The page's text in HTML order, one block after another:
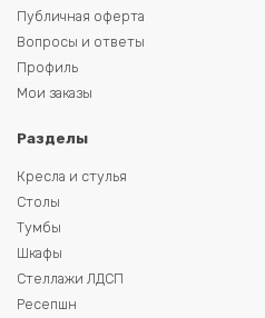
Публичная оферта
Вопросы и ответы
Профиль
Мои заказы
Разделы
Кресла и стулья
Столы
Тумбы
Шкафы
Стеллажи ЛДСП
Ресепшн